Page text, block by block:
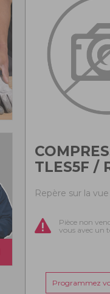
TLES5F /
Repère sur la
Pièce non
vous avec un
Programmez